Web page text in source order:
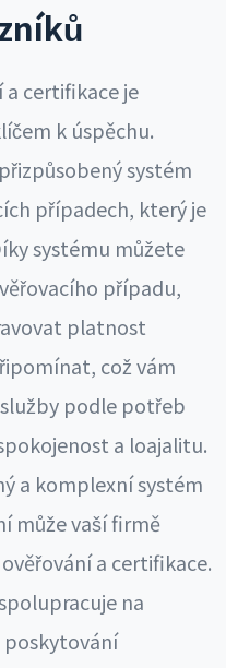
a certifikace je
k úspěchu.
systém
případech, který je
systému můžete
případu,
platnost
což vám
podle potřeb
a loajalitu.
a komplexní systém
může vaší firmě
a certifikace.
na
poskytování